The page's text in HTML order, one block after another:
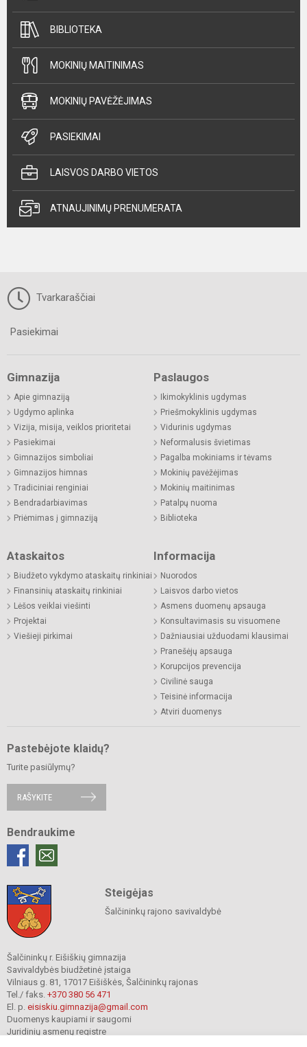
BIBLIOTEKA
MOKINIŲ MAITINIMAS
MOKINIŲ PAVĖŽĖJIMAS
PASIEKIMAI
LAISVOS DARBO VIETOS
ATNAUJINIMŲ PRENUMERATA
Tvarkaraščiai
Pasiekimai
Gimnazija
Apie gimnaziją
Ugdymo aplinka
Vizija, misija, veiklos prioritetai
Pasiekimai
Gimnazijos simboliai
Gimnazijos himnas
Tradiciniai renginiai
Bendradarbiavimas
Priėmimas į gimnaziją
Paslaugos
Ikimokyklinis ugdymas
Priešmokyklinis ugdymas
Vidurinis ugdymas
Neformalusis švietimas
Pagalba mokiniams ir tėvams
Mokinių pavėžėjimas
Mokinių maitinimas
Patalpų nuoma
Biblioteka
Ataskaitos
Biudžeto vykdymo ataskaitų rinkiniai
Finansinių ataskaitų rinkiniai
Lėšos veiklai viešinti
Projektai
Viešieji pirkimai
Informacija
Nuorodos
Laisvos darbo vietos
Asmens duomenų apsauga
Konsultavimasis su visuomene
Dažniausiai užduodami klausimai
Pranešėjų apsauga
Korupcijos prevencija
Civilinė sauga
Teisinė informacija
Atviri duomenys
Pastebėjote klaidų?
Turite pasiūlymų?
RAŠYKITE
Bendraukime
Steigėjas
Šalčininkų rajono savivaldybė
Šalčininkų r. Eišiškių gimnazija
Savivaldybės biudžetinė įstaiga
Vilniaus g. 81, 17017 Eišiškės, Šalčininkų rajonas
Tel./ faks. +370 380 56 471
El. p. eisiskiu.gimnazija@gmail.com
Duomenys kaupiami ir saugomi
Juridinių asmenų registre